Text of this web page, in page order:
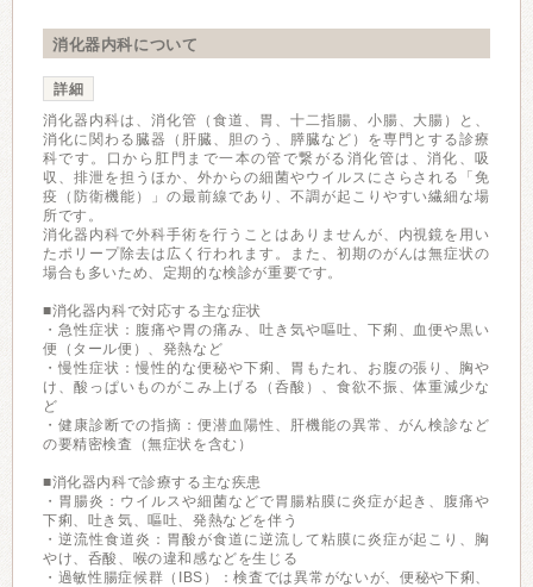
消化器内科について
詳細
消化器内科は、消化管（食道、胃、十二指腸、小腸、大腸）と、
消化に関わる臓器（肝臓、胆のう、膵臓など）を専門とする診療
科です。口から肛門まで一本の管で繋がる消化管は、消化、吸
収、排泄を担うほか、外からの細菌やウイルスにさらされる「免
疫（防衛機能）」の最前線であり、不調が起こりやすい繊細な場
所です。
消化器内科で外科手術を行うことはありませんが、内視鏡を用い
たポリープ除去は広く行われます。また、初期のがんは無症状の
場合も多いため、定期的な検診が重要です。
■消化器内科で対応する主な症状
・急性症状：腹痛や胃の痛み、吐き気や嘔吐、下痢、血便や黒い
便（タール便）、発熱など
・慢性症状：慢性的な便秘や下痢、胃もたれ、お腹の張り、胸や
け、酸っぱいものがこみ上げる（呑酸）、食欲不振、体重減少な
ど
・健康診断での指摘：便潜血陽性、肝機能の異常、がん検診など
の要精密検査（無症状を含む）
■消化器内科で診療する主な疾患
・胃腸炎：ウイルスや細菌などで胃腸粘膜に炎症が起き、腹痛や
下痢、吐き気、嘔吐、発熱などを伴う
・逆流性食道炎：胃酸が食道に逆流して粘膜に炎症が起こり、胸
やけ、呑酸、喉の違和感などを生じる
・過敏性腸症候群（IBS）：検査では異常がないが、便秘や下痢、